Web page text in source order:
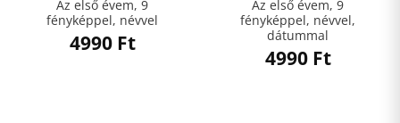
Az első évem, 9
fényképpel, névvel
4990 Ft
Az első évem, 9
fényképpel, névvel,
dátummal
4990 Ft